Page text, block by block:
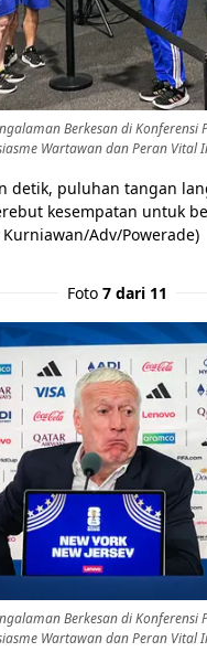
Berkesan di Konferensi
Wartawan dan Peran Vital
detik, puluhan tangan
kesempatan untuk
Adv/Powerade)
Foto 7 dari 11
Berkesan di Konferensi
Wartawan dan Peran Vital
to others